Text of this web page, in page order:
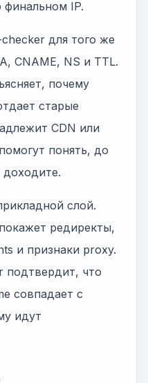
IP.
для того же
CNAME, NS и TTL.
почему
старые
CDN или
понять, до
доходите.
слой.
редиректы,
и признаки proxy.
подтвердит, что
совпадает с
идут